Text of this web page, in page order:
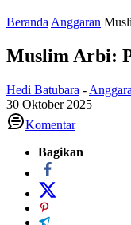
Beranda Anggaran
Muslim Arbi:
Hedi Batubara -
30 Oktober 2025
Komentar
Bagikan